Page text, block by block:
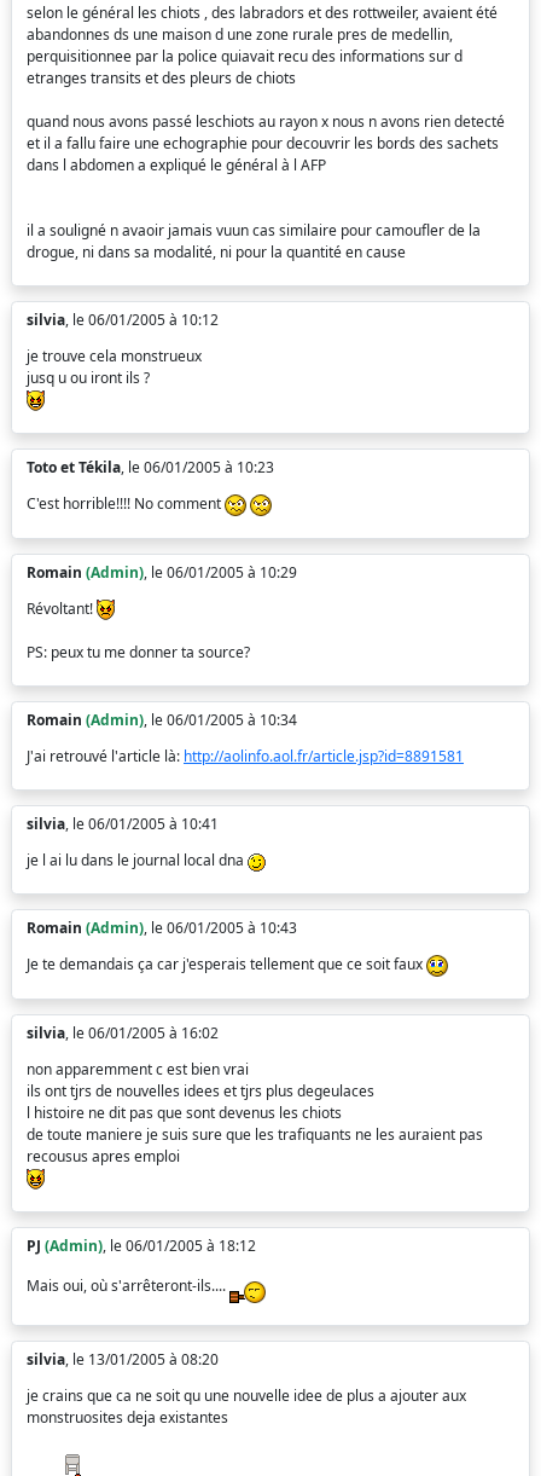
selon le général les chiots , des labradors et des rottweiler, avaient été
abandonnes ds une maison d une zone rurale pres de medellin,
perquisitionnee par la police quiavait recu des informations sur d
etranges transits et des pleurs de chiots
quand nous avons passé leschiots au rayon x nous n avons rien detecté
et il a fallu faire une echographie pour decouvrir les bords des sachets
dans l abdomen a expliqué le général à l AFP
il a souligné n avaoir jamais vuun cas similaire pour camoufler de la
drogue, ni dans sa modalité, ni pour la quantité en cause
silvia, le 06/01/2005 à 10:12
je trouve cela monstrueux
jusq u ou iront ils ?
Toto et Tékila, le 06/01/2005 à 10:23
C'est horrible!!!! No comment
Romain (Admin), le 06/01/2005 à 10:29
Révoltant!
PS: peux tu me donner ta source?
Romain (Admin), le 06/01/2005 à 10:34
J'ai retrouvé l'article là: http://aolinfo.aol.fr/article.jsp?id=8891581
silvia, le 06/01/2005 à 10:41
je l ai lu dans le journal local dna
Romain (Admin), le 06/01/2005 à 10:43
Je te demandais ça car j'esperais tellement que ce soit faux
silvia, le 06/01/2005 à 16:02
non apparemment c est bien vrai
ils ont tjrs de nouvelles idees et tjrs plus degeulaces
l histoire ne dit pas que sont devenus les chiots
de toute maniere je suis sure que les trafiquants ne les auraient pas
recousus apres emploi
PJ (Admin), le 06/01/2005 à 18:12
Mais oui, où s'arrêteront-ils....
silvia, le 13/01/2005 à 08:20
je crains que ca ne soit qu une nouvelle idee de plus a ajouter aux
monstruosites deja existantes